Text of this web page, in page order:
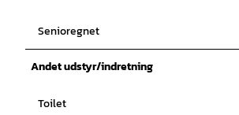
Senioregnet
Andet udstyr/indretning
Toilet